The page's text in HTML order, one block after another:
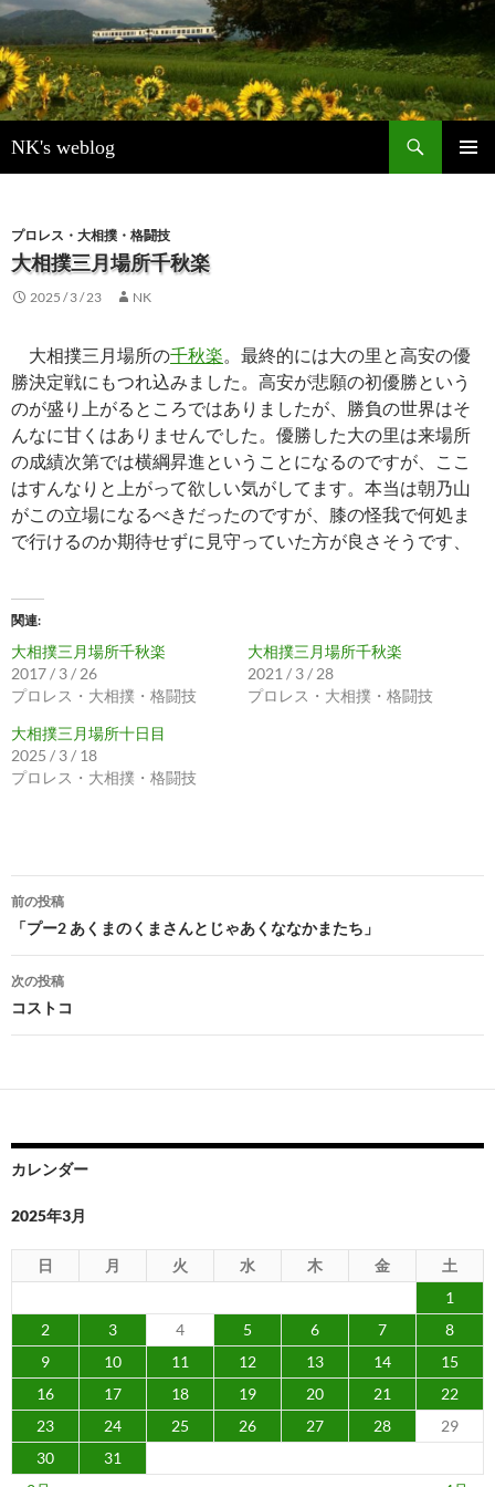
NK's weblog
索
ン
ツ
ス
プ
プロレス・大相撲・格闘技
大相撲三月場所千秋楽
2025 / 3 / 23 NK
大相撲三月場所の千秋楽。最終的には大の里と高安の優
勝決定戦にもつれ込みました。高安が悲願の初優勝という
のが盛り上がるところではありましたが、勝負の世界はそ
んなに甘くはありませんでした。優勝した大の里は来場所
の成績次第では横綱昇進ということになるのですが、ここ
はすんなりと上がって欲しい気がしてます。本当は朝乃山
がこの立場になるべきだったのですが、膝の怪我で何処ま
で行けるのか期待せずに見守っていた方が良さそうです、
関連
大相撲三月場所千秋楽
2017 / 3 / 26
プロレス・大相撲・格闘技
大相撲三月場所千秋楽
2021 / 3 / 28
プロレス・大相撲・格闘技
大相撲三月場所十日目
2025 / 3 / 18
プロレス・大相撲・格闘技
投
稿
ナ
ビ
ゲ
ー
ョ
ン
前の投稿
「プー2 あくまのくまさんとじゃあくななかまたち」
次の投稿
コストコ
カレンダー
2025年3月
日 月 火 水 木 金
土
1
2
3 4 5 6 7
8
9
10 11 12 13 14
15
16
17 18 19 20 21
22
23
24 25 26 27 28
29
30
31